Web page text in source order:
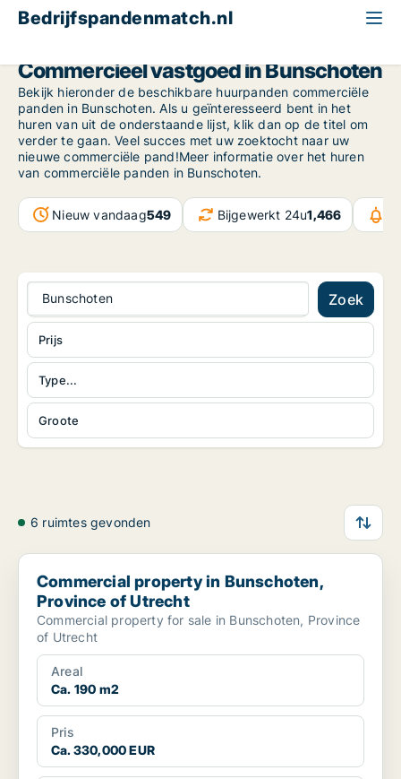
Bedrijfspandenmatch.nl
Commercieel vastgoed in Bunschoten
Bekijk hieronder de beschikbare huurpanden commerciële
panden in Bunschoten. Als u geïnteresseerd bent in het
huren van uit de onderstaande lijst, klik dan op de titel om
verder te gaan. Veel succes met uw zoektocht naar uw
nieuwe commerciële pand!Meer informatie over het huren
van commerciële panden in Bunschoten.
Nieuw vandaag549 Bijgewerkt 24u1,466
Bunschoten Zoek
Type...
Groote
Prijs
6 ruimtes gevonden
Commercial property in Bunschoten, Province of Utrecht
Commercial property in Bunschoten,
Province of Utrecht
Commercial property for sale in Bunschoten, Province
of Utrecht
Areal
Ca. 190 m2
Pris
Ca. 330,000 EUR